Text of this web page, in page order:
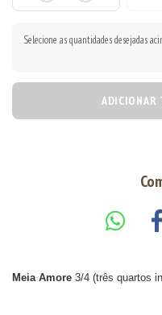
Selecione as quantidades desejadas
ADICIONAR
Meia Amore 3/4 (três quartos